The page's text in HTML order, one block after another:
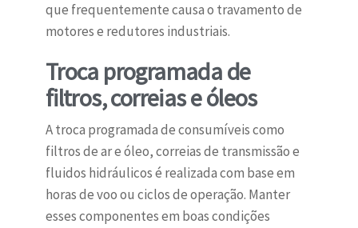
que frequentemente causa o travamento de
motores e redutores industriais.
Troca programada de
filtros, correias e óleos
A troca programada de consumíveis como
filtros de ar e óleo, correias de transmissão e
fluidos hidráulicos é realizada com base em
horas de voo ou ciclos de operação. Manter
esses componentes em boas condições